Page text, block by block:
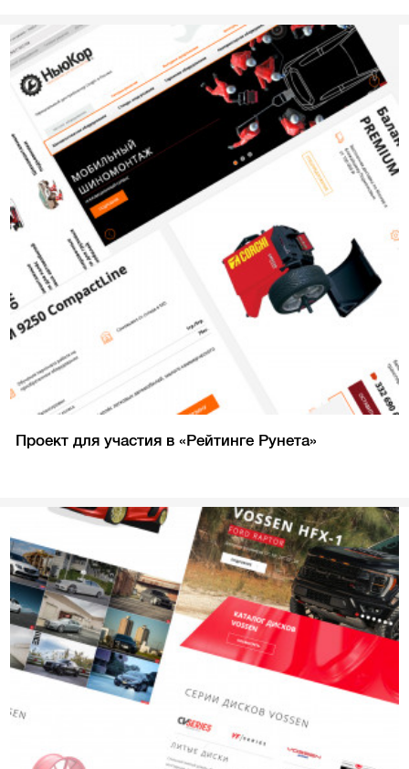
Проект для участия в «Рейтинге Рунета»